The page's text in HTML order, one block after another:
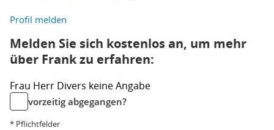
Profil melden
Melden Sie sich kostenlos an, um mehr
über Frank zu erfahren:
Frau Herr Divers keine Angabe
vorzeitig abgegangen?
* Pflichtfelder